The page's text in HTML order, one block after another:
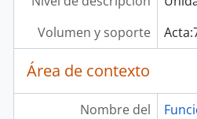
Volumen y soporte
Área de contexto
Nombre del